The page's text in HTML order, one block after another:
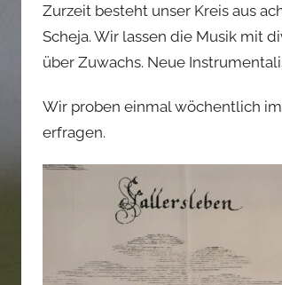
Zurzeit besteht unser Kreis aus
Scheja. Wir lassen die Musik mit
über Zuwachs. Neue
Wir proben einmal wöchentlich
erfragen.